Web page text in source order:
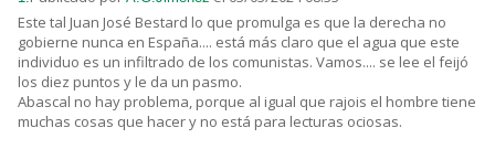
Este tal Juan José Bestard lo que promulga es que la derecha no
gobierne nunca en España.... está más claro que el agua que este
individuo es un infiltrado de los comunistas. Vamos.... se lee el feijó
los diez puntos y le da un pasmo.
Abascal no hay problema, porque al igual que rajois el hombre tiene
muchas cosas que hacer y no está para lecturas ociosas.